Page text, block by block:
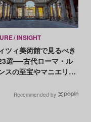
INSIGHT
ツィ美術館で見るべき
選──古代ローマ・ル
スの至宝やマニエリス
Recommended by